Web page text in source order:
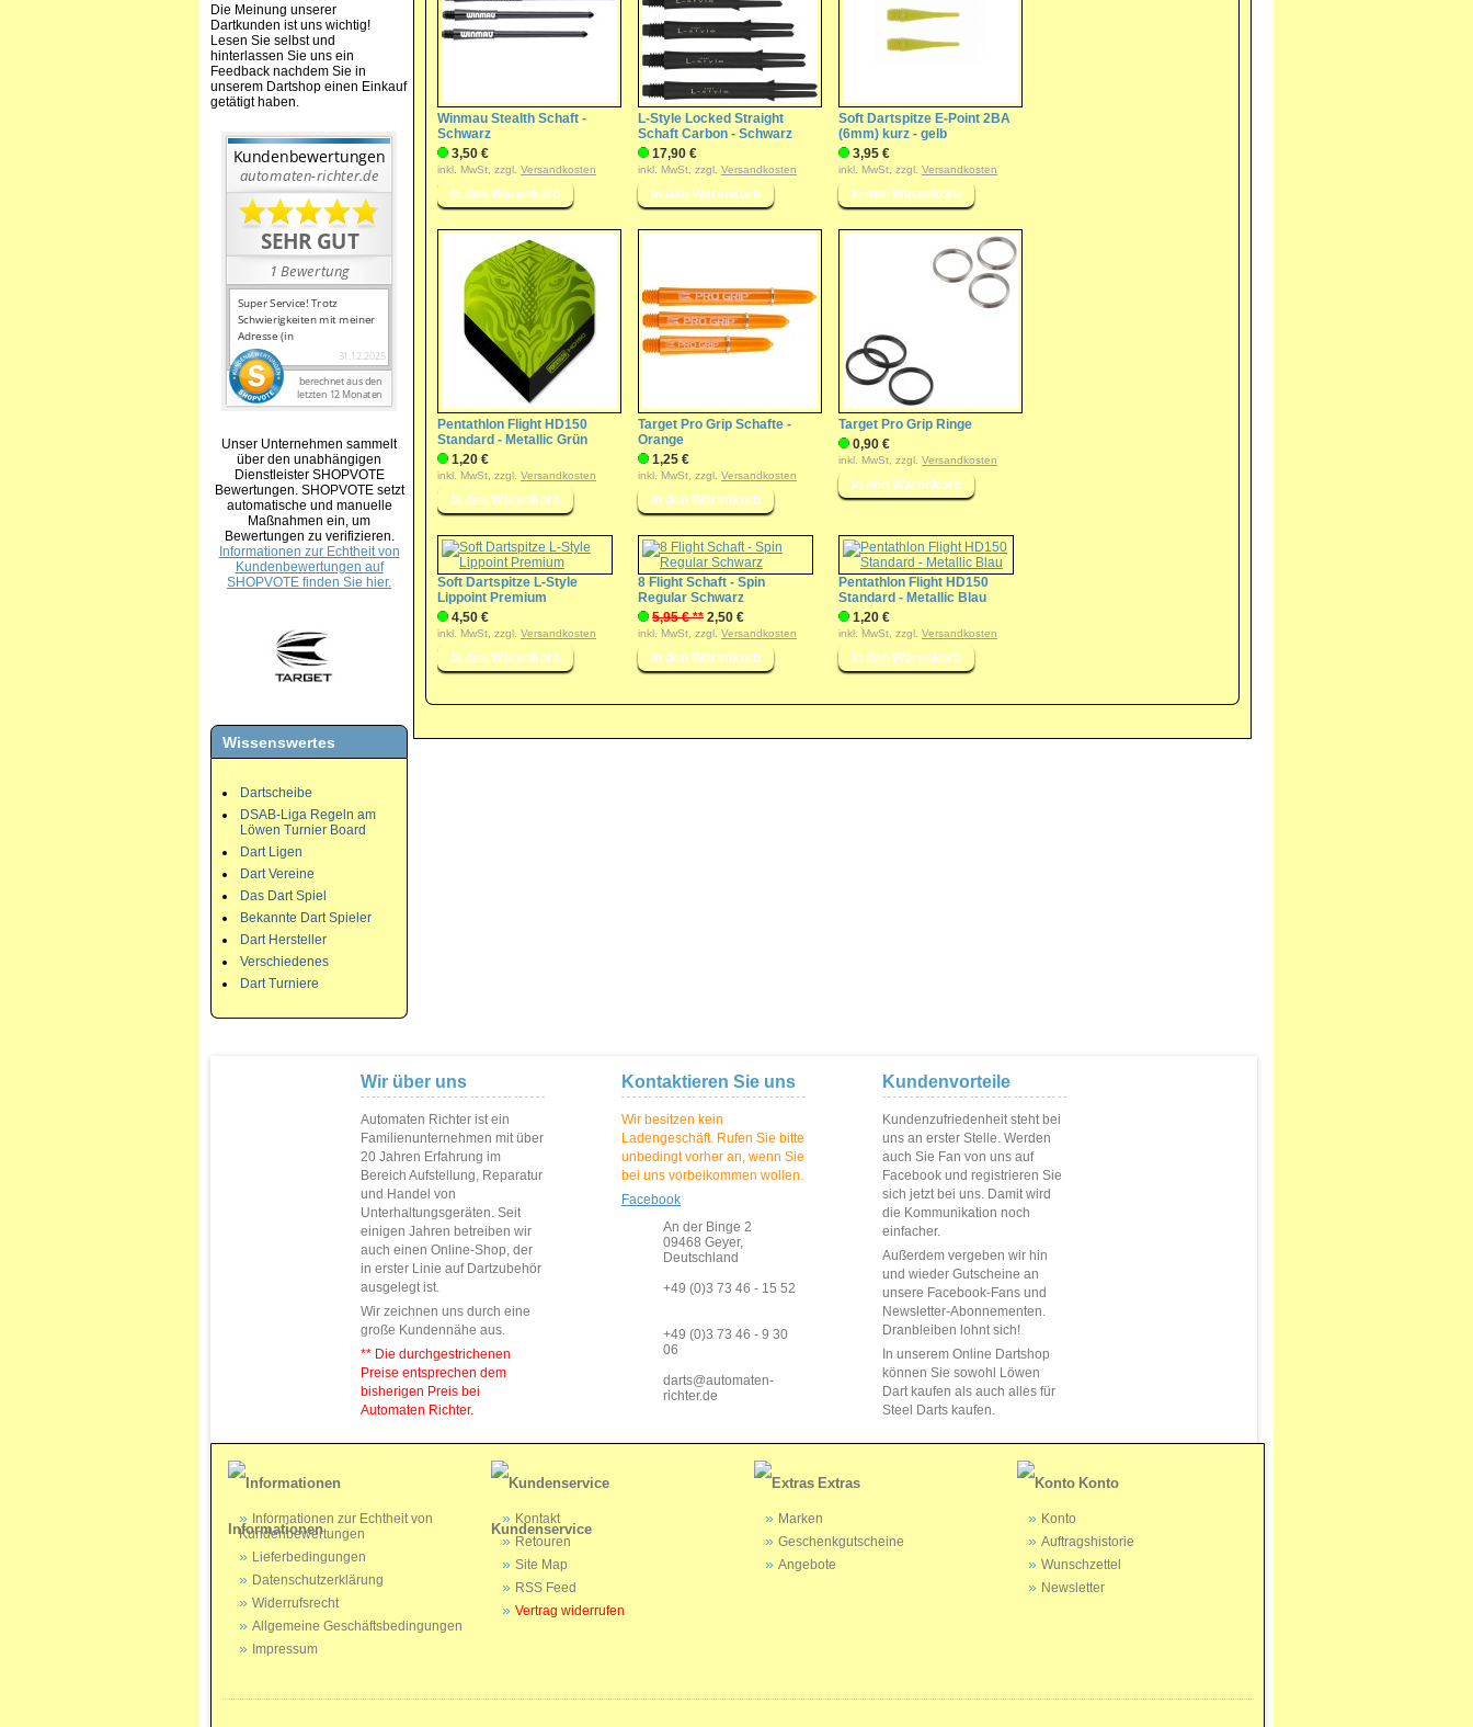
Die Meinung unserer
Dartkunden ist uns wichtig!
Lesen Sie selbst und
hinterlassen Sie uns ein
Feedback nachdem Sie in
unserem Dartshop einen Einkauf
getätigt haben.
Unser Unternehmen sammelt
über den unabhängigen
Dienstleister SHOPVOTE
Bewertungen. SHOPVOTE setzt
automatische und manuelle
Maßnahmen ein, um
Bewertungen zu verifizieren.
Informationen zur Echtheit von
Kundenbewertungen auf
SHOPVOTE finden Sie hier.
Wissenswertes
Dartscheibe
DSAB-Liga Regeln am
Löwen Turnier Board
Dart Ligen
Dart Vereine
Das Dart Spiel
Bekannte Dart Spieler
Dart Hersteller
Verschiedenes
Dart Turniere
Winmau Stealth Schaft -
Schwarz
3,50 €
inkl. MwSt, zzgl. Versandkosten
L-Style Locked Straight
Schaft Carbon - Schwarz
17,90 €
inkl. MwSt, zzgl. Versandkosten
Soft Dartspitze E-Point 2BA
(6mm) kurz - gelb
3,95 €
inkl. MwSt, zzgl. Versandkosten
Pentathlon Flight HD150
Standard - Metallic Grün
1,20 €
inkl. MwSt, zzgl. Versandkosten
Target Pro Grip Schafte -
Orange
1,25 €
inkl. MwSt, zzgl. Versandkosten
Target Pro Grip Ringe
0,90 €
inkl. MwSt, zzgl. Versandkosten
Soft Dartspitze L-Style
Lippoint Premium
4,50 €
inkl. MwSt, zzgl. Versandkosten
8 Flight Schaft - Spin
Regular Schwarz
5,95 € ** 2,50 €
inkl. MwSt, zzgl. Versandkosten
Pentathlon Flight HD150
Standard - Metallic Blau
1,20 €
inkl. MwSt, zzgl. Versandkosten
Wir über uns
Automaten Richter ist ein
Familienunternehmen mit über
20 Jahren Erfahrung im
Bereich Aufstellung, Reparatur
und Handel von
Unterhaltungsgeräten. Seit
einigen Jahren betreiben wir
auch einen Online-Shop, der
in erster Linie auf Dartzubehör
ausgelegt ist.
Wir zeichnen uns durch eine
große Kundennähe aus.
** Die durchgestrichenen
Preise entsprechen dem
bisherigen Preis bei
Automaten Richter.
Kontaktieren Sie uns
Wir besitzen kein
Ladengeschäft. Rufen Sie bitte
unbedingt vorher an, wenn Sie
bei uns vorbeikommen wollen.
Facebook
An der Binge 2
09468 Geyer,
Deutschland
+49 (0)3 73 46 - 15 52
+49 (0)3 73 46 - 9 30
06
darts@automaten-
richter.de
Kundenvorteile
Kundenzufriedenheit steht bei
uns an erster Stelle. Werden
auch Sie Fan von uns auf
Facebook und registrieren Sie
sich jetzt bei uns. Damit wird
die Kommunikation noch
einfacher.
Außerdem vergeben wir hin
und wieder Gutscheine an
unsere Facebook-Fans und
Newsletter-Abonnementen.
Dranbleiben lohnt sich!
In unserem Online Dartshop
können Sie sowohl Löwen
Dart kaufen als auch alles für
Steel Darts kaufen.
Informationen
Informationen zur Echtheit von
Kundenbewertungen
Lieferbedingungen
Datenschutzerklärung
Widerrufsrecht
Allgemeine Geschäftsbedingungen
Impressum
Kundenservice
Kontakt
Retouren
Site Map
RSS Feed
Vertrag widerrufen
Extras
Marken
Geschenkgutscheine
Angebote
Konto
Konto
Auftragshistorie
Wunschzettel
Newsletter